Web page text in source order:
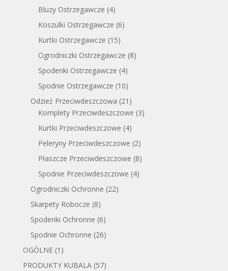
Bluzy Ostrzegawcze (4)
Koszulki Ostrzegawcze (6)
Kurtki Ostrzegawcze (15)
Ogrodniczki Ostrzegawcze (8)
Spodenki Ostrzegawcze (4)
Spodnie Ostrzegawcze (10)
Odzież Przeciwdeszczowa (21)
Komplety Przeciwdeszczowe (3)
Kurtki Przeciwdeszczowe (4)
Peleryny Przeciwdeszczowe (2)
Płaszcze Przeciwdeszczowe (8)
Spodnie Przeciwdeszczowe (4)
Ogrodniczki Ochronne (22)
Skarpety Robocze (8)
Spodenki Ochronne (6)
Spodnie Ochronne (26)
OGÓLNE (1)
PRODUKTY KUBALA (57)